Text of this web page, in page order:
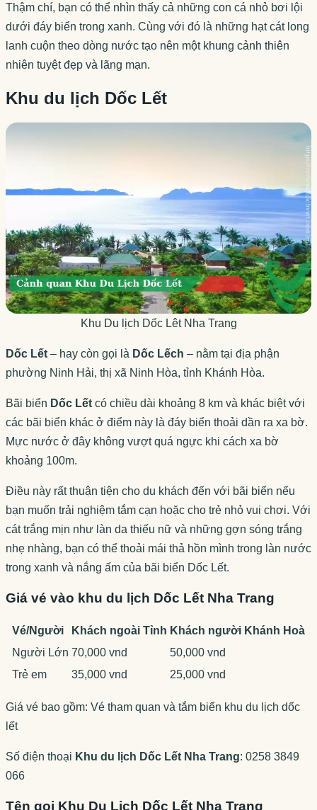
Thậm chí, bạn có thể nhìn thấy cả những con cá nhỏ bơi lội
dưới đáy biển trong xanh. Cùng với đó là những hạt cát long
lanh cuộn theo dòng nước tạo nên một khung cảnh thiên
nhiên tuyệt đẹp và lãng mạn.
Khu du lịch Dốc Lết
Khu Du lịch Dốc Lêt Nha Trang
Dốc Lết – hay còn gọi là Dốc Lếch – nằm tại địa phận
phường Ninh Hải, thị xã Ninh Hòa, tỉnh Khánh Hòa.
Bãi biển Dốc Lết có chiều dài khoảng 8 km và khác biệt với
các bãi biển khác ở điểm này là đáy biển thoải dần ra xa bờ.
Mực nước ở đây không vượt quá ngực khi cách xa bờ
khoảng 100m.
Điều này rất thuận tiện cho du khách đến với bãi biển nếu
bạn muốn trải nghiệm tắm cạn hoặc cho trẻ nhỏ vui chơi. Với
cát trắng mịn như làn da thiếu nữ và những gợn sóng trắng
nhẹ nhàng, bạn có thể thoải mái thả hồn mình trong làn nước
trong xanh và nắng ấm của bãi biển Dốc Lết.
Giá vé vào khu du lịch Dốc Lết Nha Trang
Vé/Người Khách ngoài Tỉnh Khách người Khánh Hoà
Người Lớn 70,000 vnd
50,000 vnd
Trẻ em
35,000 vnd 25,000 vnd
Giá vé bao gồm: Vé tham quan và tắm biển khu du lịch dốc
lết
Số điện thoại Khu du lịch Dốc Lết Nha Trang: 0258 3849
066
Tên gọi Khu Du Lịch Dốc Lết Nha Trang